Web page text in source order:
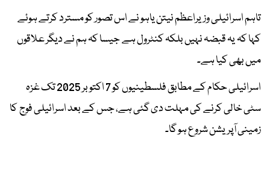
تاہم اسرائیلی وزیراعظم نیتن یاہو نے اس تصور کو مسترد کرتے ہوئے
کہا کہ یہ قبضہ نہیں بلکہ کنٹرول ہے جیسا کہ ہم نے دیگر علاقوں
میں بھی کیا ہے۔
اسرائیلی حکام کے مطابق فلسطینیوں کو 7 اکتوبر 2025 تک غزہ
سٹی خالی کرنے کی مہلت دی گئی ہے، جس کے بعد اسرائیلی فوج کا
زمینی آپریشن شروع ہو گا۔